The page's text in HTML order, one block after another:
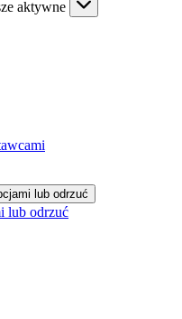
aktywne
lub odrzuć
lub odrzuć